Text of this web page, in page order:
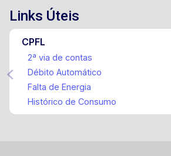
Links Úteis
CPFL
2ª via de contas
Débito Automático
Falta de Energia
Histórico de Consumo